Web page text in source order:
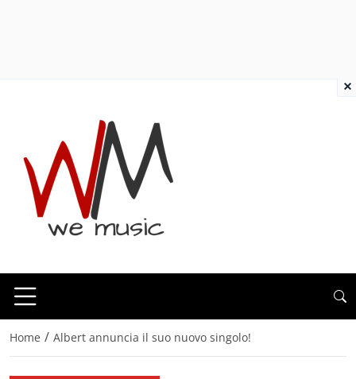
Home / Albert annuncia il suo nuovo singolo!
×